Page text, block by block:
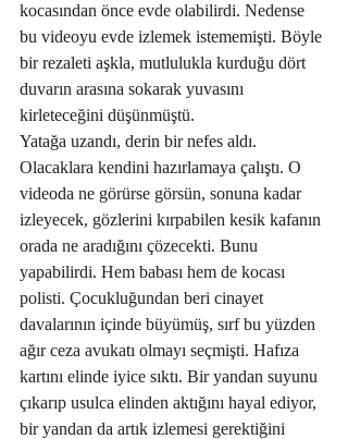
kocasından önce evde olabilirdi. Nedense
bu videoyu evde izlemek istememişti. Böyle
bir rezaleti aşkla, mutlulukla kurduğu dört
duvarın arasına sokarak yuvasını
kirleteceğini düşünmüştü.
Yatağa uzandı, derin bir nefes aldı.
Olacaklara kendini hazırlamaya çalıştı. O
videoda ne görürse görsün, sonuna kadar
izleyecek, gözlerini kırpabilen kesik kafanın
orada ne aradığını çözecekti. Bunu
yapabilirdi. Hem babası hem de kocası
polisti. Çocukluğundan beri cinayet
davalarının içinde büyümüş, sırf bu yüzden
ağır ceza avukatı olmayı seçmişti. Hafıza
kartını elinde iyice sıktı. Bir yandan suyunu
çıkarıp usulca elinden aktığını hayal ediyor,
bir yandan da artık izlemesi gerektiğini